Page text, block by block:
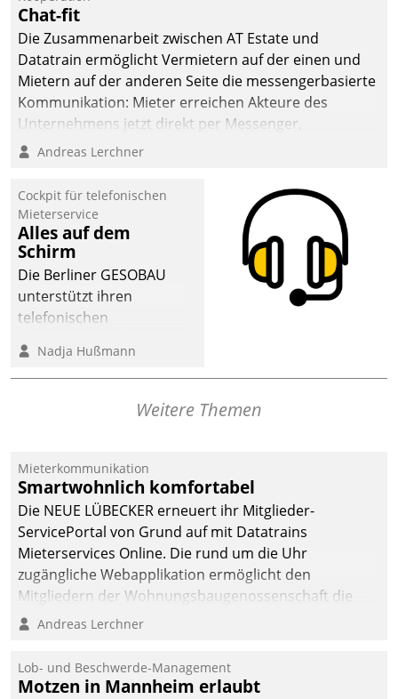
Chat-fit
Die Zusammenarbeit zwischen AT Estate und
Datatrain ermöglicht Vermietern auf der einen und
Mietern auf der anderen Seite die messengerbasierte
Kommunikation: Mieter erreichen Akteure des
Unternehmens jetzt direkt per Messenger,
Mitarbeiter oder Dienstleister empfangen oder
Andreas Lerchner
Cockpit für telefonischen
Mieterservice
Alles auf dem
Schirm
Die Berliner GESOBAU
unterstützt ihren
telefonischen
digitalen Cockpit, das
situationsbezogen
passende Fragen und
Dialogführung ermöglicht
dem externen
Serviceteam, Anrufe von
Mietenden zügiger und
effizienter zu bearbeiten.
Nadja Hußmann
Weitere Themen
Mieterkommunikation
Smartwohnlich komfortabel
Die NEUE LÜBECKER erneuert ihr Mitglieder-
ServicePortal von Grund auf mit Datatrains
Mieterservices Online. Die rund um die Uhr
zugängliche Webapplikation ermöglicht den
Mitgliedern der Wohnungs­bau­genossenschaft die
Kontaktaufnahme per Smartphone, Tablet oder PC.
Andreas Lerchner
Lob- und Beschwerde-Management
Motzen in Mannheim erlaubt